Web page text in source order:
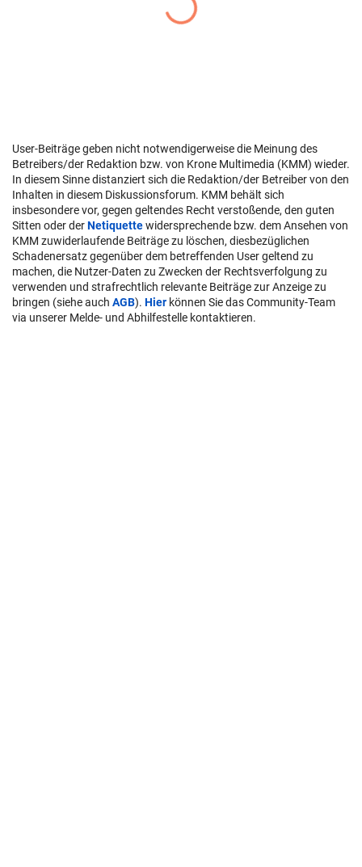
User-Beiträge geben nicht notwendigerweise die Meinung des
Betreibers/der Redaktion bzw. von Krone Multimedia (KMM) wieder.
In diesem Sinne distanziert sich die Redaktion/der Betreiber von den
Inhalten in diesem Diskussionsforum. KMM behält sich
insbesondere vor, gegen geltendes Recht verstoßende, den guten
Sitten oder derNetiquettewidersprechende bzw. dem Ansehen von
KMM zuwiderlaufende Beiträge zu löschen, diesbezüglichen
Schadenersatz gegenüber dem betreffenden User geltend zu
machen, die Nutzer-Daten zu Zwecken der Rechtsverfolgung zu
verwenden und strafrechtlich relevante Beiträge zur Anzeige zu
bringen (siehe auch AGB). Hier können Sie das Community-Team
via unserer Melde- und Abhilfestelle kontaktieren.